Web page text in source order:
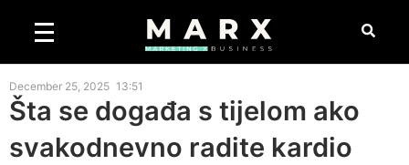
December 25, 2025 13:51
Šta se događa s tijelom ako
svakodnevno radite kardio